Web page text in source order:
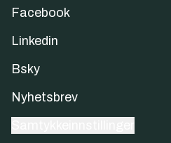
Facebook
Linkedin
Bsky
Nyhetsbrev